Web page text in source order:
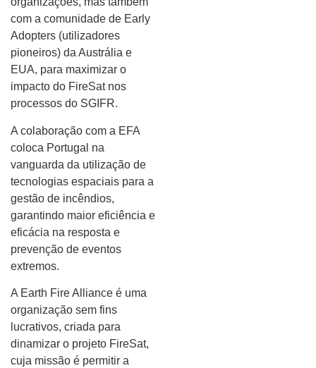
com a comunidade de Early
Adopters (utilizadores
pioneiros) da Austrália e
EUA, para maximizar o
impacto do FireSat nos
processos do SGIFR.
A colaboração com a EFA
coloca Portugal na
vanguarda da utilização de
tecnologias espaciais para a
gestão de incêndios,
garantindo maior eficiência e
eficácia na resposta e
prevenção de eventos
extremos.
A Earth Fire Alliance é uma
organização sem fins
lucrativos, criada para
dinamizar o projeto FireSat,
cuja missão é permitir a